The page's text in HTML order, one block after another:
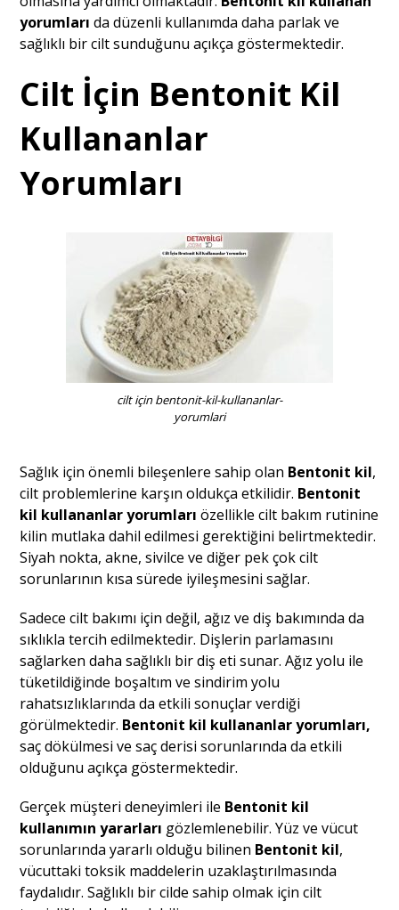
yorumlarıda düzenli kullanımda daha parlak ve
sağlıklı bir cilt sunduğunu açıkça göstermektedir.
Cilt İçin Bentonit Kil
Kullananlar
Yorumları
cilt için bentonit-kil-kullananlar-
yorumlari
Sağlık için önemli bileşenlere sahip olan Bentonit kil,
cilt problemlerine karşın oldukça etkilidir. Bentonit
kil kullananlar yorumları özellikle cilt bakım rutinine
kilin mutlaka dahil edilmesi gerektiğini belirtmektedir.
Siyah nokta, akne, sivilce ve diğer pek çok cilt
sorunlarının kısa sürede iyileşmesini sağlar.
Sadece cilt bakımı için değil, ağız ve diş bakımında da
sıklıkla tercih edilmektedir. Dişlerin parlamasını
sağlarken daha sağlıklı bir diş eti sunar. Ağız yolu ile
tüketildiğinde boşaltım ve sindirim yolu
rahatsızlıklarında da etkili sonuçlar verdiği
görülmektedir. Bentonit kil kullananlar yorumları,
saç dökülmesi ve saç derisi sorunlarında da etkili
olduğunu açıkça göstermektedir.
Gerçek müşteri deneyimleri ile Bentonit kil
kullanımın yararları gözlemlenebilir. Yüz ve vücut
sorunlarında yararlı olduğu bilinen Bentonit kil,
vücuttaki toksik maddelerin uzaklaştırılmasında
faydalıdır. Sağlıklı bir cilde sahip olmak için cilt